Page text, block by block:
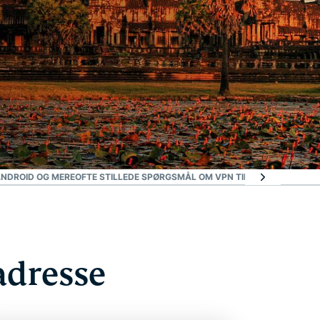
OG MEREOFTE STILLEDE SPØRGSMÅL OM VPN TIL ASIEN